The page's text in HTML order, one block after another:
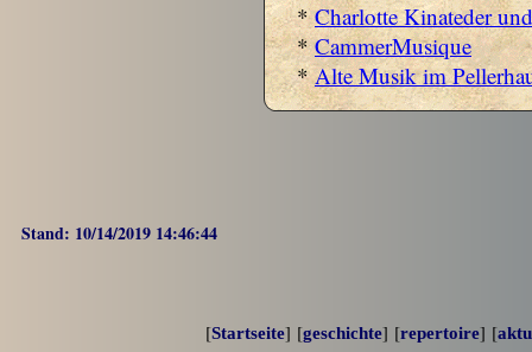
[Startseite] [geschichte] [repertoire] [
*Charlotte Kinateder
*CammerMusique
*Alte Musik im
Stand: 10/14/2019 14:46:44